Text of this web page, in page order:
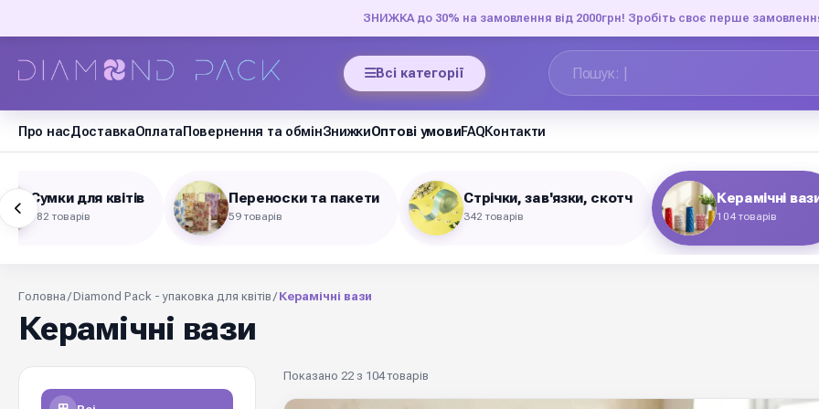
ЗНИЖКА до 30% на замовлення від 2000грн! Зробіть своє перше
Всі категорії
Про насДоставкаОплатаПовернення та обмінЗнижкиОптові умовиFAQКонтакти
Сумки для квітів
182 товарів
Переноски та пакети
59 товарів
Стрічки, зав'язки, скотч
342 товарів
Керамічні
104 товарів
Головна /Diamond Pack - упаковка для квітів / Керамічні вази
Керамічні вази
Показано 22 з 104 товарів